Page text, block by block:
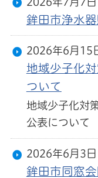
鉾田市浄水
2026年6月15
地域少子化
ついて
地域少子化対
公表について
2026年6月3日
鉾田市同窓